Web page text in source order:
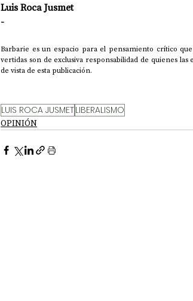
Luis Roca Jusmet
-
Barbarie es un espacio para el pensamiento crítico
vertidas son de exclusiva responsabilidad de quienes
de vista de esta publicación.
LUIS ROCA JUSMETLIBERALISMO
OPINIÓN